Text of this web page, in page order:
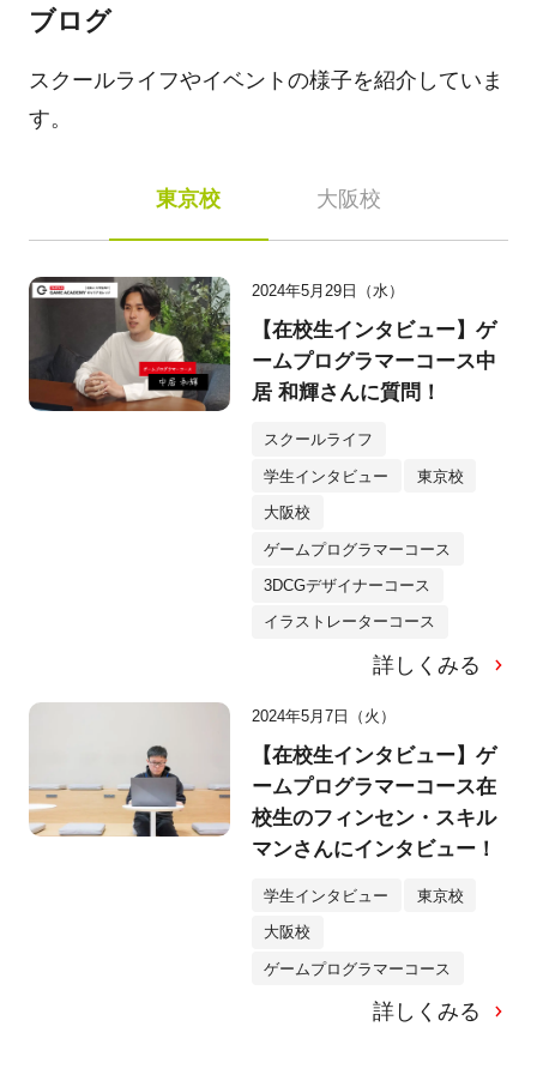
ブログ
スクールライフやイベントの様子を紹介していま
す。
東京校 大阪校
2024年5月29日（水）
【在校生インタビュー】ゲ
ームプログラマーコース中
居 和輝さんに質問！
スクールライフ
学生インタビュー 東京校
大阪校
ゲームプログラマーコース
3DCGデザイナーコース
イラストレーターコース
詳しくみる
2024年5月7日（火）
【在校生インタビュー】ゲ
ームプログラマーコース在
校生のフィンセン・スキル
マンさんにインタビュー！
学生インタビュー 東京校
大阪校
ゲームプログラマーコース
詳しくみる